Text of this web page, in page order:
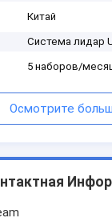
Китай
Система лидар
5 наборов/
Осмотрите